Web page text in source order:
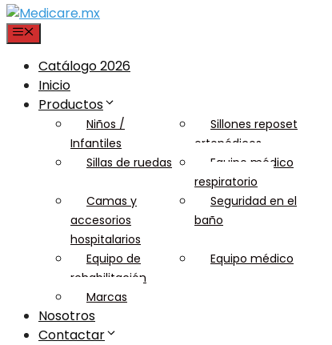
Menu
Catálogo 2026
Inicio
Productos
Niños /
Infantiles
Sillones reposet
ortopédicos
Sillas de ruedas
Equipo médico
respiratorio
Camas y
accesorios
hospitalarios
Seguridad en el
baño
Equipo de
rehabilitación
Equipo médico
Marcas
Nosotros
Contactar